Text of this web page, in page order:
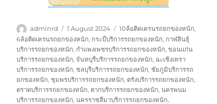
Author
adminrd
Posted
on
1 August 2024 Tags
10ล้อติดเครนรถยกของหนัก,
6ล้อติดเครนรถยกของหนัก, กระบี่บริการรถยกของหนัก, กาฬสินธุ์
บริการรถยกของหนัก, กำแพงเพชรบริการรถยกของหนัก,ขอนแก่น
บริการรถยกของหนัก, จันทบุรีบริการรถยกของหนัก, ฉะเชิงเทรา
บริการรถยกของหนัก, ชลบุรีบริการรถยกของหนัก, ชัยภูมิบริการรถ
ยกของหนัก, ชุมพรบริการรถยกของหนัก, ตรังบริการรถยกของหนัก,
ตราดบริการรถยกของหนัก, ตากบริการรถยกของหนัก,นครพนม
บริการรถยกของหนัก,นครราชสีมาบริการรถยกของหนัก,